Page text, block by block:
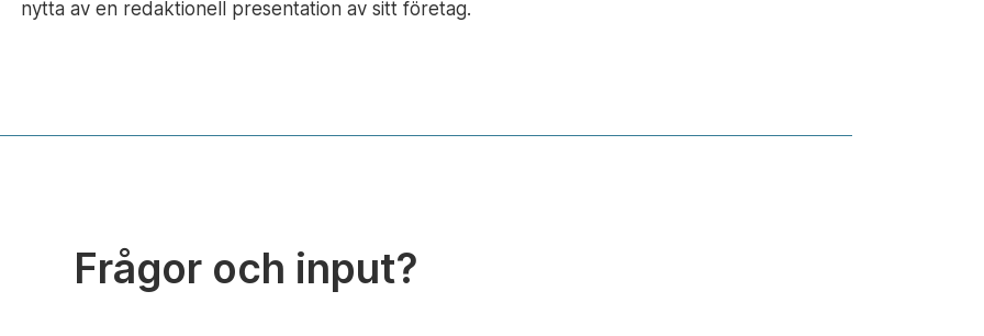
nytta av en redaktionell presentation av sitt företag.
Frågor och input?